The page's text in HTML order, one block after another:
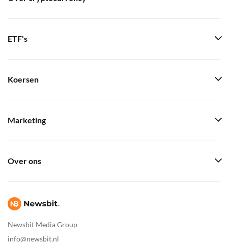
Newsbit Media Group
info@newsbit.nl
ETF's
Koersen
Marketing
Over ons